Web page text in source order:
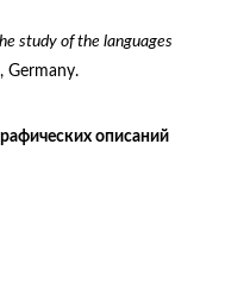
study of the languages
Germany.
описаний